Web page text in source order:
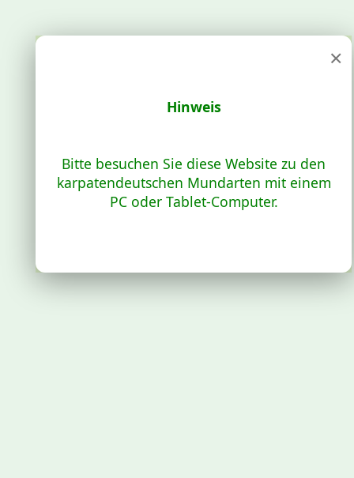
×
Hinweis
Bitte besuchen Sie diese Website zu den
karpatendeutschen Mundarten mit einem
PC oder Tablet-Computer.